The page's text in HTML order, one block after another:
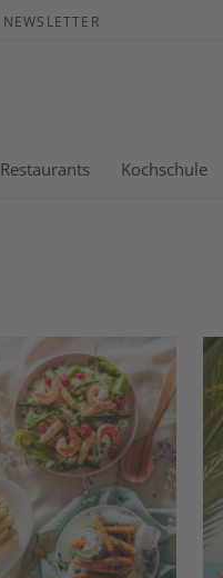
NEWSLETTER
Restaurants Kochschule